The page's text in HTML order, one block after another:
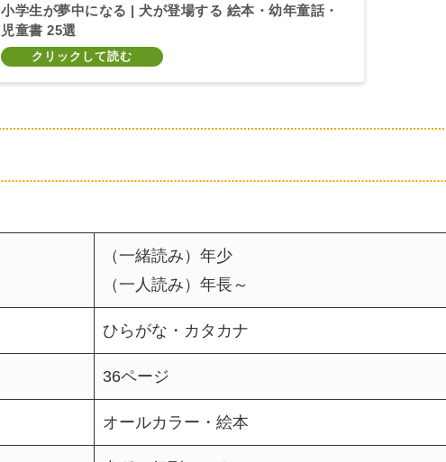
小学生が夢中になる | 犬が登場する 絵本・幼年童話・
児童書 25選
（一緒読み）年少
（一人読み）年長～
ひらがな・カタカナ
36ページ
オールカラー・絵本